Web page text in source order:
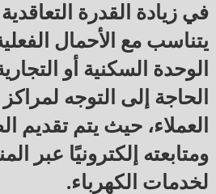
في زيادة القدرة التعاقدية
يتناسب مع الأحمال
الوحدة السكنية أو
الحاجة إلى التوجه
العملاء، حيث يتم تقديم
ومتابعته إلكترونيًا عبر
لخدمات الكهرباء.